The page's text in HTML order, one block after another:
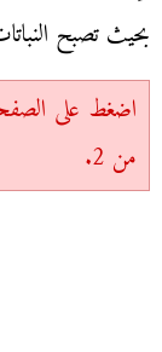
بحيث تصبح
من 2.